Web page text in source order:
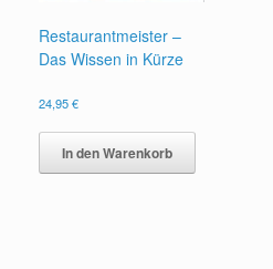
Restaurantmeister –
Das Wissen in Kürze
24,95€
In den Warenkorb